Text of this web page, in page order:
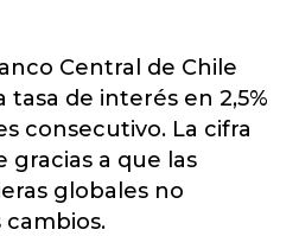
Central de Chile
de interés en 2,5%
consecutivo. La cifra
gracias a que las
globales no